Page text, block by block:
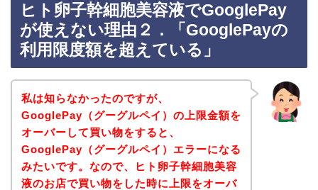
ヒト卵子幹細胞美容液でGooglePay
が使えない理由２．「GooglePayの
利用限度額を超えている」
私は知らなかったのですが、
GooglePay（グーグルペイ）の上限金額を
オーバーして買い物をすると、
GooglePay（グーグルペイ）エラーになる
みたいです。なので、ヒト卵子幹細胞美容
液のお店で買い物をした時に上限をオーバ